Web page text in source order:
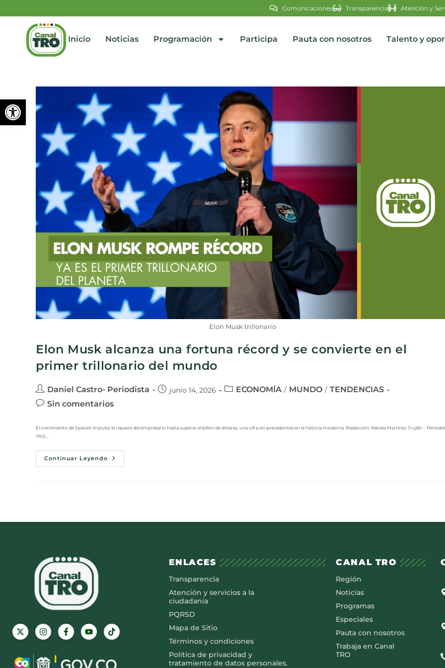
Abrir barra de herramientas
Comunicaciones Transparencia Atención y
Inicio Noticias Programación Participa Pauta con nosotros Talento y
Elon Musk trillonario
Elon Musk alcanza una fortuna récord y se convierte en el
primer trillonario del mundo
Daniel Castro- Periodista junio 14, 2026 ECONOMÍA / MUNDO / TENDENCIAS
Sin comentarios
El crecimiento de SpaceX impulsó la riqueza del empresario hasta superar el billón de dólares, una cifra sin precedentes en la historia moderna. Redacción: Natalia Martínez Trujillo –
TRO…
Continuar Leyendo
ENLACES
Transparencia
Atención y servicios a la
ciudadanía
PQRSD
Mapa de Sitio
Términos y condiciones
Política de privacidad y
tratamiento de datos personales.
CANAL TRO
Región
Noticias
Programas
Especiales
Pauta con nosotros
Trabaja en Canal
TRO